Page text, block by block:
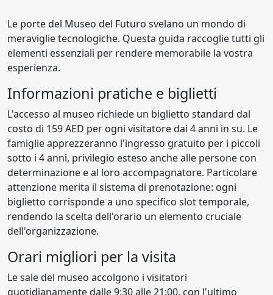
Le porte del Museo del Futuro svelano un mondo di
meraviglie tecnologiche. Questa guida raccoglie tutti gli
elementi essenziali per rendere memorabile la vostra
esperienza.
Informazioni pratiche e biglietti
L'accesso al museo richiede un biglietto standard dal
costo di 159 AED per ogni visitatore dai 4 anni in su. Le
famiglie apprezzeranno l'ingresso gratuito per i piccoli
sotto i 4 anni, privilegio esteso anche alle persone con
determinazione e al loro accompagnatore. Particolare
attenzione merita il sistema di prenotazione: ogni
biglietto corrisponde a uno specifico slot temporale,
rendendo la scelta dell'orario un elemento cruciale
dell'organizzazione.
Orari migliori per la visita
Le sale del museo accolgono i visitatori
quotidianamente dalle 9:30 alle 21:00, con l'ultimo